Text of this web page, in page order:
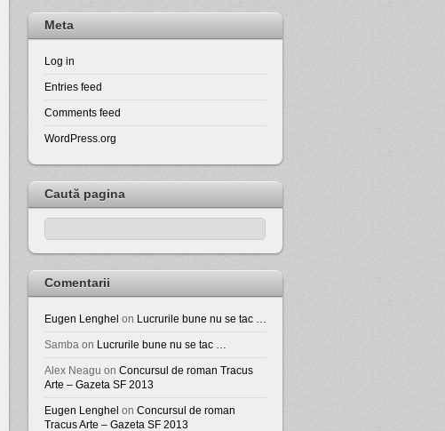
Meta
Log in
Entries feed
Comments feed
WordPress.org
Caută pagina
Comentarii
Eugen Lenghel on Lucrurile bune nu se tac …
Samba on Lucrurile bune nu se tac …
Alex Neagu on Concursul de roman Tracus
Arte – Gazeta SF 2013
Eugen Lenghel on Concursul de roman
Tracus Arte – Gazeta SF 2013